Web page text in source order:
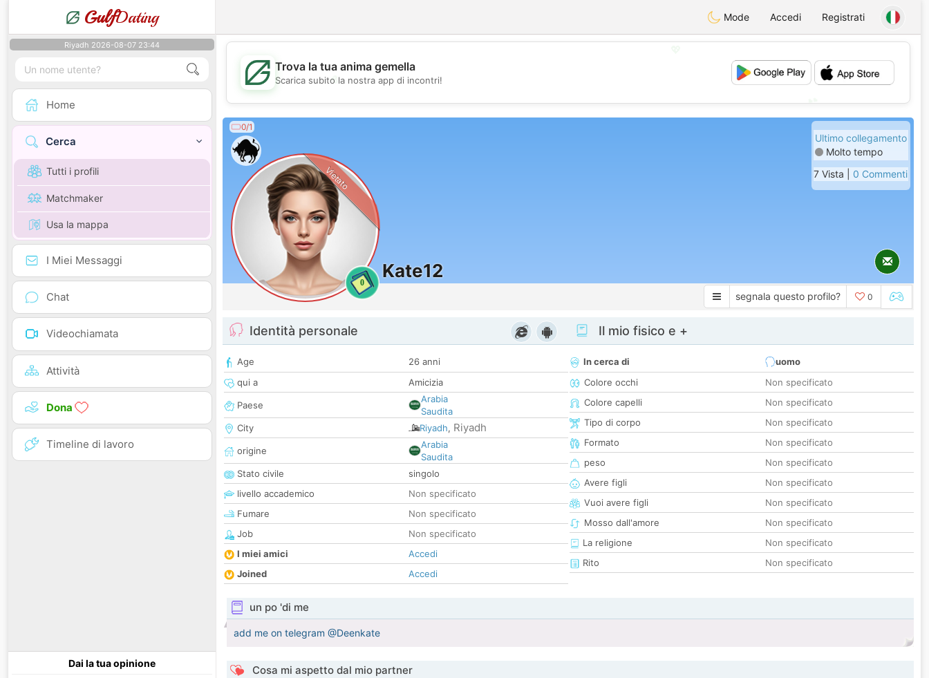
GulfDating Mode Accedi Registrati
Riyadh 2026-08-07 23:44
Home
Cerca
Tutti i profili
Matchmaker
Usa la mappa
I Miei Messaggi
Chat
Videochiamata
Attività
Dona
Timeline di lavoro
Dai la tua opinione
💖
💕
Trova la tua anima gemella
Scarica subito la nostra app di incontri!
0/1
0
Vietato
Kate12
Ultimo collegamento
Molto tempo
7 Vista | 0 Commenti
segnala questo profilo? 0
Identità personale
Age
26 anni
qui a
Amicizia
Paese
Arabia
Saudita
City
Riyadh, Riyadh
origine
Arabia
Saudita
Stato civile
singolo
livello accademico
Non specificato
Fumare
Non specificato
Job
Non specificato
I miei amici
Accedi
Joined
Accedi
Il mio fisico e +
In cerca di
uomo
Colore occhi
Non specificato
Colore capelli
Non specificato
Tipo di corpo
Non specificato
Formato
Non specificato
peso
Non specificato
Avere figli
Non specificato
Vuoi avere figli
Non specificato
Mosso dall'amore
Non specificato
La religione
Non specificato
Rito
Non specificato
un po 'di me
add me on telegram @Deenkate
Cosa mi aspetto dal mio partner